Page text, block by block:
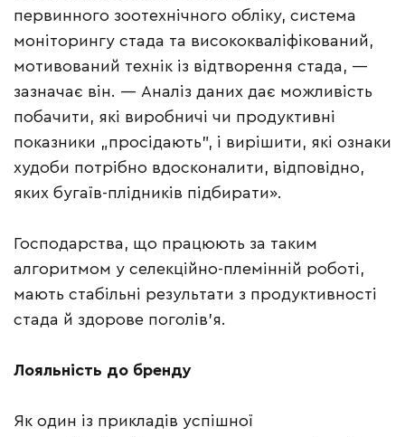
первинного зоотехнічного обліку, система
моніторингу стада та висококваліфікований,
мотивований технік із відтворення стада, —
зазначає він. — Аналіз даних дає можливість
побачити, які виробничі чи продуктивні
показники „просідають”, і вирішити, які ознаки
худоби потрібно вдосконалити, відповідно,
яких бугаїв-плідників підбирати».
Господарства, що працюють за таким
алгоритмом у селекційно-племінній роботі,
мають стабільні результати з продуктивності
стада й здорове поголів’я.
Лояльність до бренду
Як один із прикладів успішної